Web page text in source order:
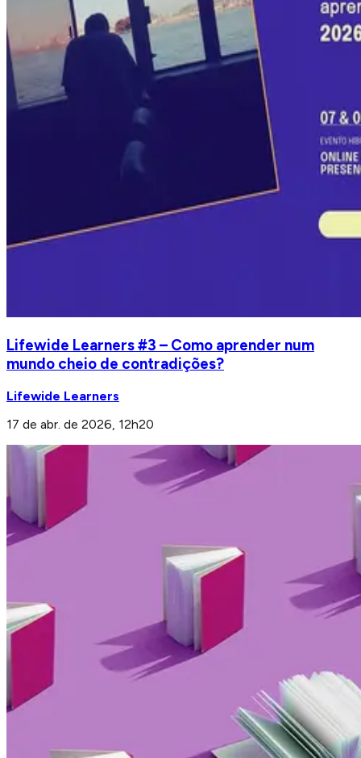
Lifewide Learners #3 – Como aprender num
mundo cheio de contradições?
Lifewide Learners
17 de abr. de 2026, 12h20